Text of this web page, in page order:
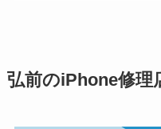
弘前のiPhone修理